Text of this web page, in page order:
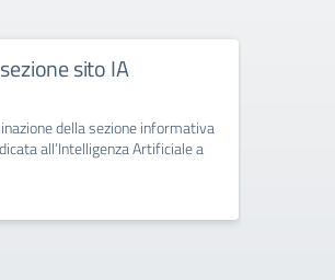
sito IA
della sezione informativa
all’Intelligenza Artificiale a